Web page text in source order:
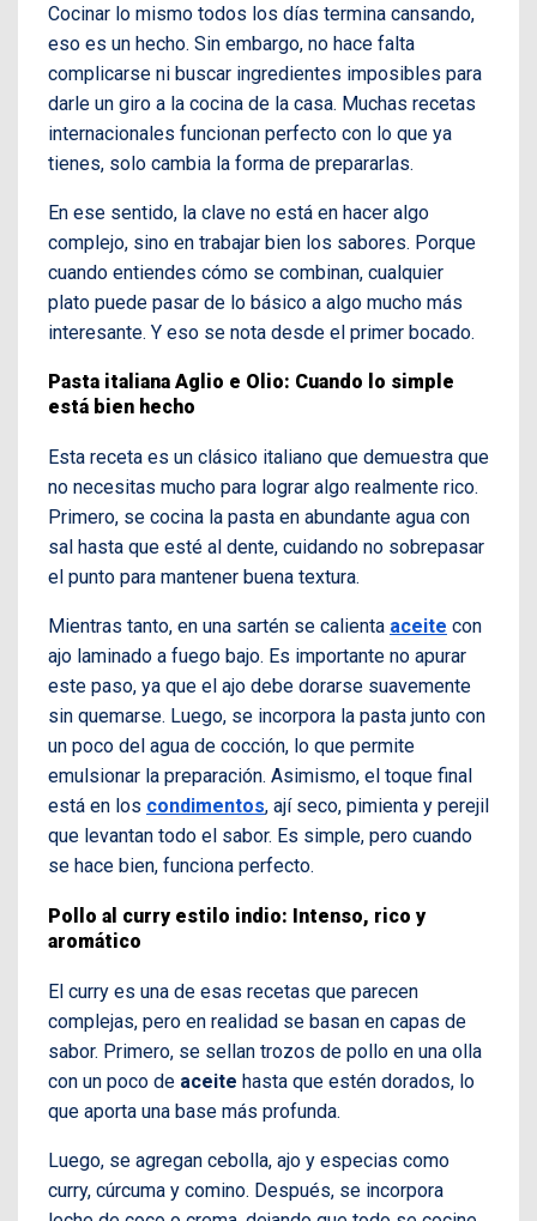
Cocinar lo mismo todos los días termina cansando,
eso es un hecho. Sin embargo, no hace falta
complicarse ni buscar ingredientes imposibles para
darle un giro a la cocina de la casa. Muchas recetas
internacionales funcionan perfecto con lo que ya
tienes, solo cambia la forma de prepararlas.
En ese sentido, la clave no está en hacer algo
complejo, sino en trabajar bien los sabores. Porque
cuando entiendes cómo se combinan, cualquier
plato puede pasar de lo básico a algo mucho más
interesante. Y eso se nota desde el primer bocado.
Pasta italiana Aglio e Olio: Cuando lo simple
está bien hecho
Esta receta es un clásico italiano que demuestra que
no necesitas mucho para lograr algo realmente rico.
Primero, se cocina la pasta en abundante agua con
sal hasta que esté al dente, cuidando no sobrepasar
el punto para mantener buena textura.
Mientras tanto, en una sartén se calienta aceite con
ajo laminado a fuego bajo. Es importante no apurar
este paso, ya que el ajo debe dorarse suavemente
sin quemarse. Luego, se incorpora la pasta junto con
un poco del agua de cocción, lo que permite
emulsionar la preparación. Asimismo, el toque final
está en los condimentos, ají seco, pimienta y perejil
que levantan todo el sabor. Es simple, pero cuando
se hace bien, funciona perfecto.
Pollo al curry estilo indio: Intenso, rico y
aromático
El curry es una de esas recetas que parecen
complejas, pero en realidad se basan en capas de
sabor. Primero, se sellan trozos de pollo en una olla
con un poco de aceite hasta que estén dorados, lo
que aporta una base más profunda.
Luego, se agregan cebolla, ajo y especias como
curry, cúrcuma y comino. Después, se incorpora